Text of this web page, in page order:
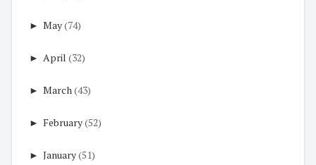
► May(74)
► April (32)
► March(43)
► February(52)
► January(51)